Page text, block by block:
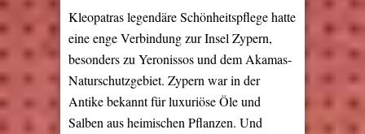
Kleopatras legendäre Schönheitspflege hatte
eine enge Verbindung zur Insel Zypern,
besonders zu Yeronissos und dem Akamas-
Naturschutzgebiet. Zypern war in der
Antike bekannt für luxuriöse Öle und
Salben aus heimischen Pflanzen. Und